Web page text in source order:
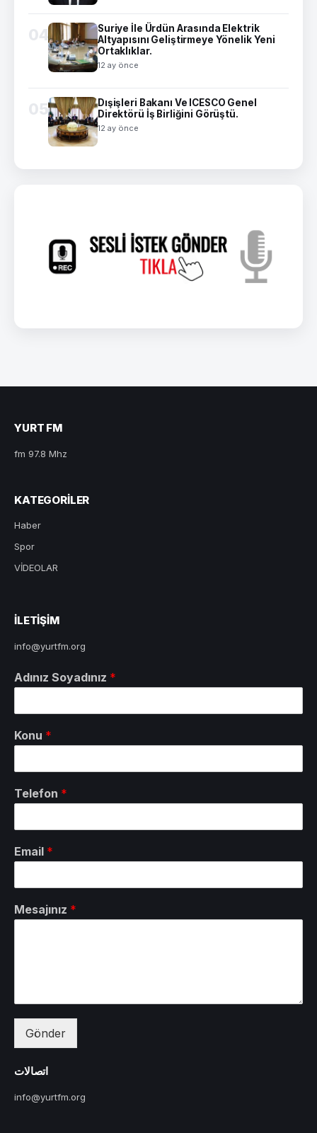
04
Suriye İle Ürdün Arasında Elektrik
Altyapısını Geliştirmeye Yönelik Yeni
Ortaklıklar.
12 ay önce
05
Dışişleri Bakanı Ve ICESCO Genel
Direktörü İş Birliğini Görüştü.
12 ay önce
YURT FM
fm 97.8 Mhz
KATEGORILER
Haber
Spor
VİDEOLAR
ILETIŞIM
info@yurtfm.org
Adınız Soyadınız *
Konu *
Telefon *
Email *
Mesajınız *
Gönder
اتصالات
info@yurtfm.org